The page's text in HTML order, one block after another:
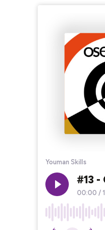
Youman Skills
#13
00:00 /